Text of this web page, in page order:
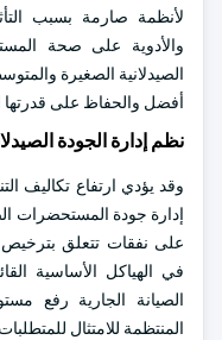
لأنظمة صارمة بسبب
والأدوية على صحة
الصيدلانية الصغيرة
أفضل والحفاظ على قدرتها
نظم إدارة الجودة
وقد يؤدي ارتفاع تكاليف
إدارة جودة المستحضرات
على نفقات تتعلق بترخيص
في الهياكل الأساسية
الصيانة الجارية رفع
المنتظمة للامتثال